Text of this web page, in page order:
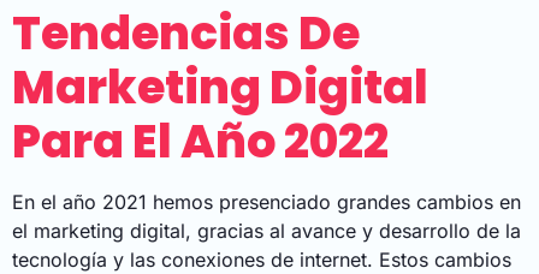
Tendencias De
Marketing Digital
Para El Año 2022
En el año 2021 hemos presenciado grandes cambios en
el marketing digital, gracias al avance y desarrollo de la
tecnología y las conexiones de internet. Estos cambios